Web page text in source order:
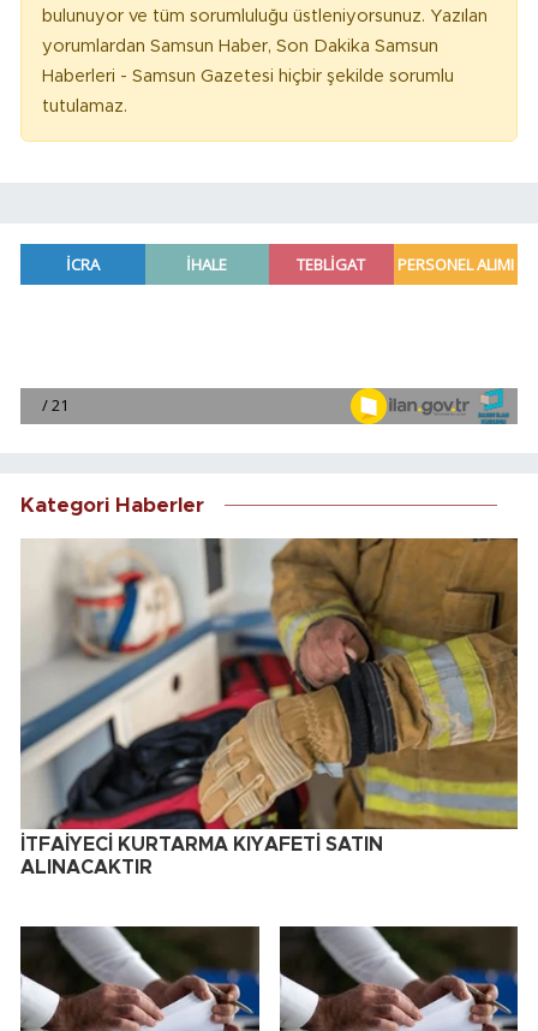
bulunuyor ve tüm sorumluluğu üstleniyorsunuz. Yazılan
yorumlardan Samsun Haber, Son Dakika Samsun
Haberleri - Samsun Gazetesi hiçbir şekilde sorumlu
tutulamaz.
Kategori Haberler
İTFAİYECİ KURTARMA KIYAFETİ SATIN
ALINACAKTIR